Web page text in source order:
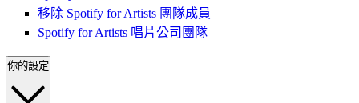
移除 Spotify for Artists 團隊成員
Spotify for Artists 唱片公司團隊
你的設定